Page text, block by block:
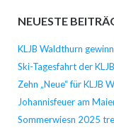
NEUESTE
KLJB Waldthurn
Ski-Tagesfahrt der
Zehn „Neue“ für KLJB
Johannisfeuer am
Sommerwiesn 2025